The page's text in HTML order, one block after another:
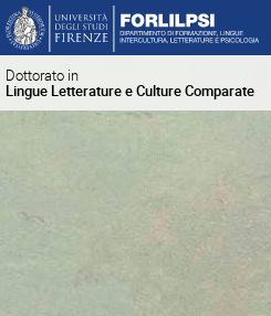
Dottorato in
Lingue Letterature e Culture Comparate